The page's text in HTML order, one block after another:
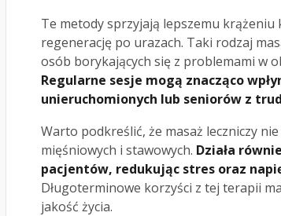
Te metody sprzyjają lepszemu krążeniu
regenerację po urazach. Taki rodzaj
osób borykających się z problemami w
Regularne sesje mogą znacząco
unieruchomionych lub seniorów z
Warto podkreślić, że masaż leczniczy
mięśniowych i stawowych. Działa
pacjentów, redukując stres oraz
Długoterminowe korzyści z tej terapii
jakość życia.